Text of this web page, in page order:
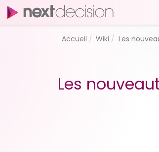
Accueil Wiki Les
Les